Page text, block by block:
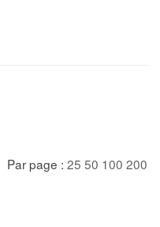
Par page : 25 50 100 200